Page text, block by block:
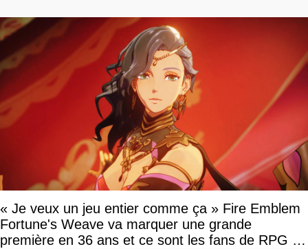
« Je veux un jeu entier comme ça » Fire Emblem
Fortune's Weave va marquer une grande
première en 36 ans et ce sont les fans de RPG en